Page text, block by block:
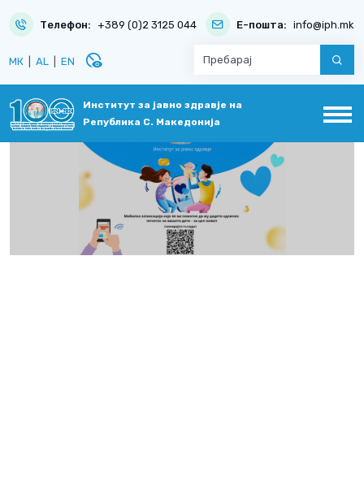
Телефон: +389 (0)2 3125 044 Е-пошта: info@iph.mk
МК AL EN disabled_visible
Институт за јавно здравје на
Република С. Македонија